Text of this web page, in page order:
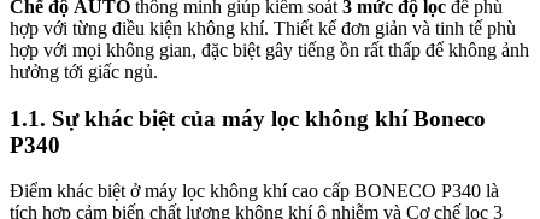
Chế độ AUTO thông minh giúp kiểm soát 3 mức độ lọc để phù
hợp với từng điều kiện không khí. Thiết kế đơn giản và tinh tế phù
hợp với mọi không gian, đặc biệt gây tiếng ồn rất thấp để không ảnh
hưởng tới giấc ngủ.
1.1. Sự khác biệt của máy lọc không khí Boneco
P340
Điểm khác biệt ở máy lọc không khí cao cấp BONECO P340 là
tích hợp cảm biến chất lượng không khí ô nhiễm và Cơ chế lọc 3